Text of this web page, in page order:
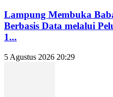
Lampung Membuka
Berbasis Data melalui
1...
5 Agustus 2026 20:29